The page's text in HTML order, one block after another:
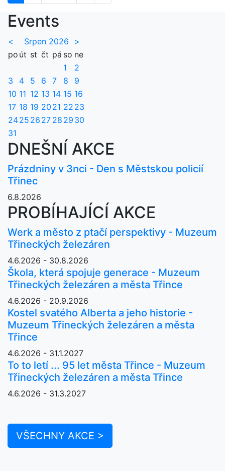
Events
< Srpen 2026
>
po út st čt pá so ne
1
2
3
4 5 6 7 8
9
10 11 12 13 14 15 16
17 18 19 20 21 22 23
2425 26 27 28 29 30
31
DNEŠNÍ AKCE
Prázdniny v 3nci - Den s Městskou policií
Třinec
6.8.2026
PROBÍHAJÍCÍ AKCE
Werk a město z ptačí perspektivy - Muzeum
Třineckých železáren
4.6.2026 - 30.8.2026
Škola, která spojuje generace - Muzeum
Třineckých železáren a města Třince
4.6.2026 - 20.9.2026
Kostel svatého Alberta a jeho historie -
Muzeum Třineckých železáren a města
Třince
4.6.2026 - 31.1.2027
To to letí ... 95 let města Třince - Muzeum
Třineckých železáren a města Třince
4.6.2026 - 31.3.2027
VŠECHNY AKCE >